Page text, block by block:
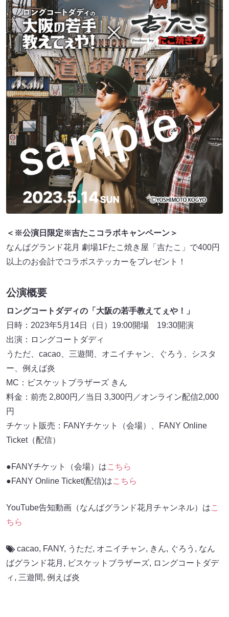
＜※公演日限定※吉たこコラボキャンペーン＞
なんばグランド花月 劇場1Fたこ焼き屋「吉たこ」で400円
以上のお会計でコラボステッカーをプレゼント！
公演概要
ロングコートダディの「大阪の若手教えてぇや！」
日時：2023年5月14日（日）19:00開場 19:30開演
出演：ロングコートダディ
うただ、cacao、三遊間、オニイチャン、ぐろう、シスタ
ー、例えば炎
MC：ビスケットブラザーズ きん
料金：前売 2,800円／当日 3,300円／オンライン配信2,000
円
チケット販売：FANYチケット（会場）、FANY Online
Ticket（配信）
●FANYチケット（会場）はこちら
●FANY Online Ticket(配信)はこちら
YouTube告知動画（なんばグランド花月チャンネル）はこ
ちら
cacao, FANY, うただ, オニイチャン, きん, ぐろう , なん
ばグランド花月 , ビスケットブラザーズ, ロングコートダデ
ィ , 三遊間, 例えば炎